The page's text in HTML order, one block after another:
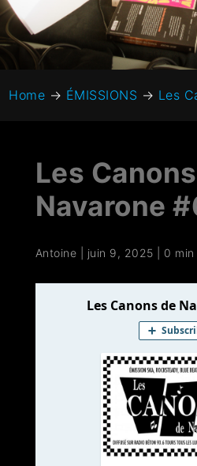
Home → ÉMISSIONS → Les
Les
Navarone
Antoine juin 9, 2025 0